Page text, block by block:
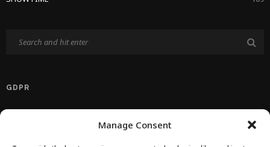
Manage Consent
GDPR